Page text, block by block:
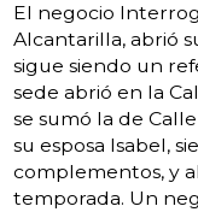
El negocio
Alcantarilla, abrió
sigue siendo un
sede abrió en la
se sumó la de
su esposa Isabel,
complementos, y
temporada. Un